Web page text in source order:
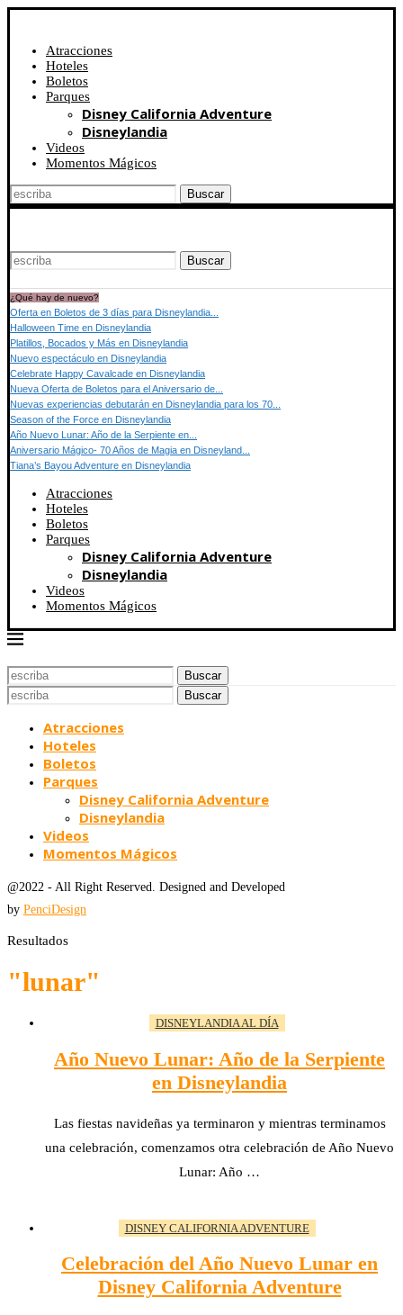
Atracciones
Hoteles
Boletos
Parques
Disney California Adventure
Disneylandia
Videos
Momentos Mágicos
Buscar
Buscar
¿Qué hay de nuevo?
Oferta en Boletos de 3 días para Disneylandia...
Halloween Time en Disneylandia
Platillos, Bocados y Más en Disneylandia
Nuevo espectáculo en Disneylandia
Celebrate Happy Cavalcade en Disneylandia
Nueva Oferta de Boletos para el Aniversario de...
Nuevas experiencias debutarán en Disneylandia para los 70...
Season of the Force en Disneylandia
Año Nuevo Lunar: Año de la Serpiente en...
Aniversario Mágico- 70 Años de Magia en Disneyland...
Tiana’s Bayou Adventure en Disneylandia
Atracciones
Hoteles
Boletos
Parques
Disney California Adventure
Disneylandia
Videos
Momentos Mágicos
Buscar
Buscar
Atracciones
Hoteles
Boletos
Parques
Disney California Adventure
Disneylandia
Videos
Momentos Mágicos
@2022 - All Right Reserved. Designed and Developed
by PenciDesign
Resultados
"lunar"
DISNEYLANDIA AL DÍA
Año Nuevo Lunar: Año de la Serpiente
en Disneylandia
Las fiestas navideñas ya terminaron y mientras terminamos
una celebración, comenzamos otra celebración de Año Nuevo
Lunar: Año …
DISNEY CALIFORNIA ADVENTURE
Celebración del Año Nuevo Lunar en
Disney California Adventure